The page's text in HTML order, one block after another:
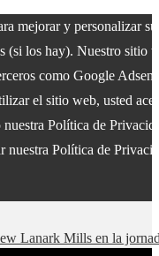
mejorar y personalizar su
(si los hay). Nuestro sitio
como Google
el sitio web, usted
Política de
nuestra Política de
Lanark Mills en la